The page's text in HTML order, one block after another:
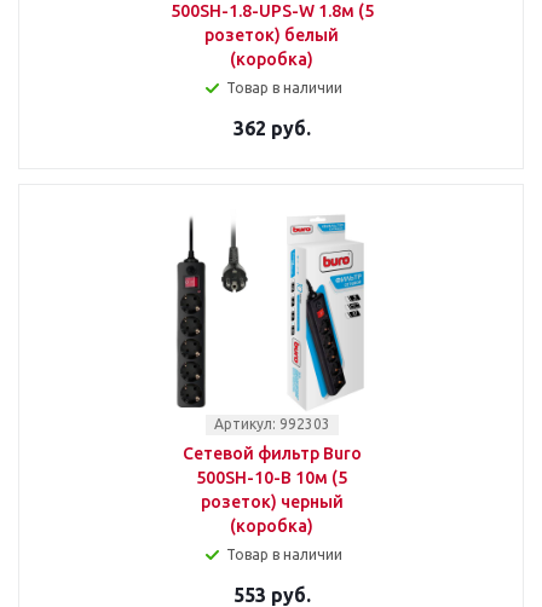
500SH-1.8-UPS-W 1.8м (5
розеток) белый
(коробка)
Товар в наличии
362 руб.
Артикул: 992303
Сетевой фильтр Buro
500SH-10-B 10м (5
розеток) черный
(коробка)
Товар в наличии
553 руб.